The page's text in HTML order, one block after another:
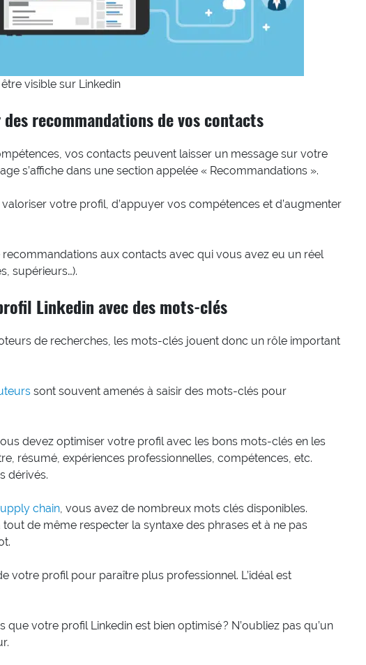
visible sur Linkedin
recommandations de vos contacts
vos contacts peuvent laisser un message sur votre
s’affiche dans une section appelée « Recommandations ».
votre profil, d’appuyer vos compétences et d’augmenter
aux contacts avec qui vous avez eu un réel
supérieurs…).
Linkedin avec des mots-clés
de recherches, les mots-clés jouent donc un rôle important
sont souvent amenés à saisir des mots-clés pour
devez optimiser votre profil avec les bons mots-clés en les
résumé, expériences professionnelles, compétences, etc.
dérivés.
chain, vous avez de nombreux mots clés disponibles.
de même respecter la syntaxe des phrases et à ne pas
votre profil pour paraître plus professionnel. L’idéal est
votre profil Linkedin est bien optimisé ? N’oubliez pas qu’un